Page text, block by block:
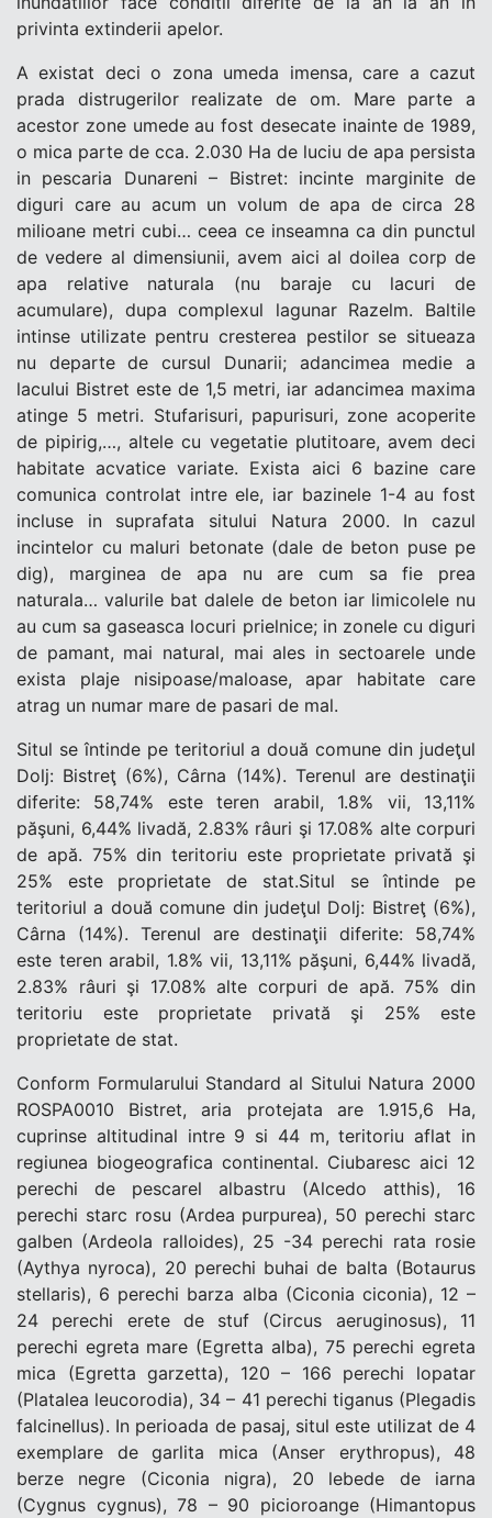
privinta extinderii apelor.
A existat deci o zona umeda imensa, care a cazut
prada distrugerilor realizate de om. Mare parte a
acestor zone umede au fost desecate inainte de 1989,
o mica parte de cca. 2.030 Ha de luciu de apa persista
in pescaria Dunareni – Bistret: incinte marginite de
diguri care au acum un volum de apa de circa 28
milioane metri cubi… ceea ce inseamna ca din punctul
de vedere al dimensiunii, avem aici al doilea corp de
apa relative naturala (nu baraje cu lacuri de
acumulare), dupa complexul lagunar Razelm. Baltile
intinse utilizate pentru cresterea pestilor se situeaza
nu departe de cursul Dunarii; adancimea medie a
lacului Bistret este de 1,5 metri, iar adancimea maxima
atinge 5 metri. Stufarisuri, papurisuri, zone acoperite
de pipirig,…, altele cu vegetatie plutitoare, avem deci
habitate acvatice variate. Exista aici 6 bazine care
comunica controlat intre ele, iar bazinele 1-4 au fost
incluse in suprafata sitului Natura 2000. In cazul
incintelor cu maluri betonate (dale de beton puse pe
dig), marginea de apa nu are cum sa fie prea
naturala… valurile bat dalele de beton iar limicolele nu
au cum sa gaseasca locuri prielnice; in zonele cu diguri
de pamant, mai natural, mai ales in sectoarele unde
exista plaje nisipoase/maloase, apar habitate care
atrag un numar mare de pasari de mal.
Situl se întinde pe teritoriul a două comune din judeţul
Dolj: Bistreţ (6%), Cârna (14%). Terenul are destinaţii
diferite: 58,74% este teren arabil, 1.8% vii, 13,11%
păşuni, 6,44% livadă, 2.83% râuri şi 17.08% alte corpuri
de apă. 75% din teritoriu este proprietate privată şi
25% este proprietate de stat.Situl se întinde pe
teritoriul a două comune din judeţul Dolj: Bistreţ (6%),
Cârna (14%). Terenul are destinaţii diferite: 58,74%
este teren arabil, 1.8% vii, 13,11% păşuni, 6,44% livadă,
2.83% râuri şi 17.08% alte corpuri de apă. 75% din
teritoriu este proprietate privată şi 25% este
proprietate de stat.
Conform Formularului Standard al Sitului Natura 2000
ROSPA0010 Bistret, aria protejata are 1.915,6 Ha,
cuprinse altitudinal intre 9 si 44 m, teritoriu aflat in
regiunea biogeografica continental. Ciubaresc aici 12
perechi de pescarel albastru (Alcedo atthis), 16
perechi starc rosu (Ardea purpurea), 50 perechi starc
galben (Ardeola ralloides), 25 -34 perechi rata rosie
(Aythya nyroca), 20 perechi buhai de balta (Botaurus
stellaris), 6 perechi barza alba (Ciconia ciconia), 12 –
24 perechi erete de stuf (Circus aeruginosus), 11
perechi egreta mare (Egretta alba), 75 perechi egreta
mica (Egretta garzetta), 120 – 166 perechi lopatar
(Platalea leucorodia), 34 – 41 perechi tiganus (Plegadis
falcinellus). In perioada de pasaj, situl este utilizat de 4
exemplare de garlita mica (Anser erythropus), 48
berze negre (Ciconia nigra), 20 lebede de iarna
(Cygnus cygnus), 78 – 90 picioroange (Himantopus